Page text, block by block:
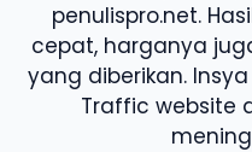
penulispro.net.
cepat, harganya
yang diberikan.
Traffic website